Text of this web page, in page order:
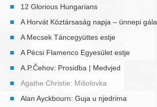
12 Glorious Hungarians
A Horvát Köztársaság napja – ünnepi gála
A Mecsek Táncegyüttes estje
A Pécsi Flamenco Egyesület estje
A.P.Čehov: Prosidba | Medvjed
Agathe Christie: Mišolovka
Alan Ayckbourn: Guja u njedrima